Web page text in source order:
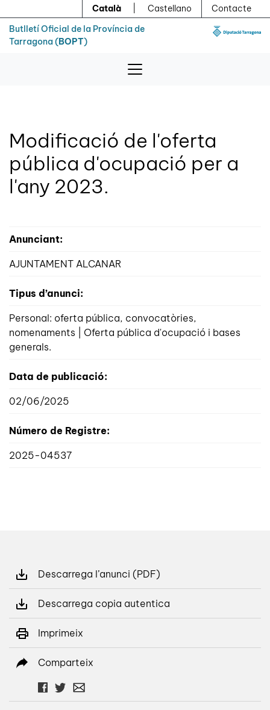
Català Castellano
Contacte
Butlletí Oficial de la Província de
Tarragona (BOPT)
Modificació de l'oferta
pública d'ocupació per a
l'any 2023.
Anunciant:
AJUNTAMENT ALCANAR
Tipus d’anunci:
Personal: oferta pública, convocatòries,
nomenaments | Oferta pública d'ocupació i bases
generals.
Data de publicació:
02/06/2025
Número de Registre:
2025-04537
Descarrega l’anunci (PDF)
Descarrega copia autentica
Imprimeix
Comparteix